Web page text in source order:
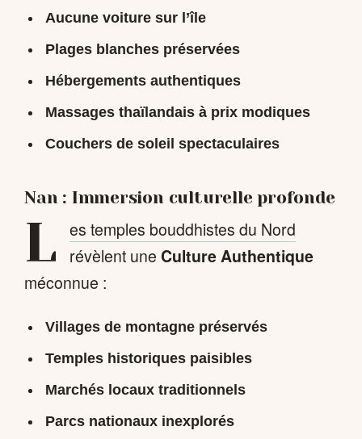
Aucune voiture sur l’île
Plages blanches préservées
Hébergements authentiques
Massages thaïlandais à prix modiques
Couchers de soleil spectaculaires
Nan : Immersion culturelle profonde
L
es temples bouddhistes du Nord
révèlent une Culture Authentique
méconnue :
Villages de montagne préservés
Temples historiques paisibles
Marchés locaux traditionnels
Parcs nationaux inexplorés